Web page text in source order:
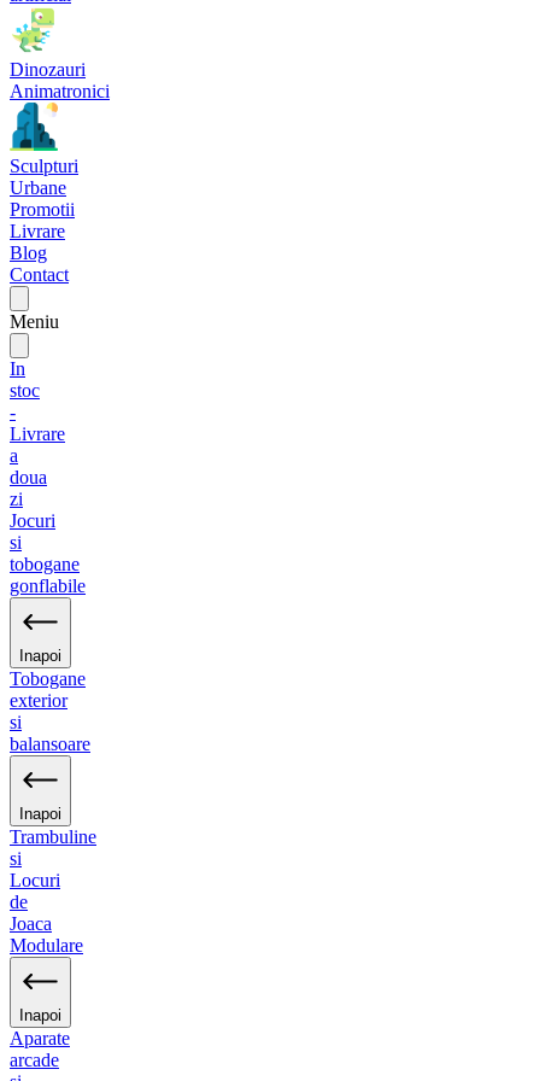
Dinozauri
Animatronici
Sculpturi
Urbane
Promotii
Livrare
Blog
Contact
Meniu
In
stoc
-
Livrare
a
doua
zi
Jocuri
si
tobogane
gonflabile
Inapoi
Tobogane
exterior
si
balansoare
Inapoi
Trambuline
si
Locuri
de
Joaca
Modulare
Inapoi
Aparate
arcade